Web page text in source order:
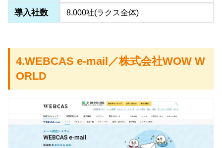
導入社数 8,000社(ラクス全体)
4.WEBCAS e-mail／株式会社WOW W
ORLD